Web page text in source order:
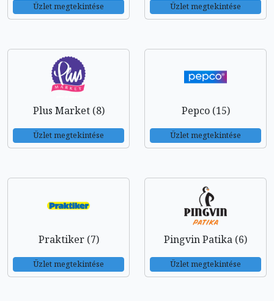
Üzlet megtekintése Üzlet megtekintése
Plus Market (8)
Üzlet megtekintése
Pepco (15)
Üzlet megtekintése
Praktiker (7)
Üzlet megtekintése
Pingvin Patika (6)
Üzlet megtekintése